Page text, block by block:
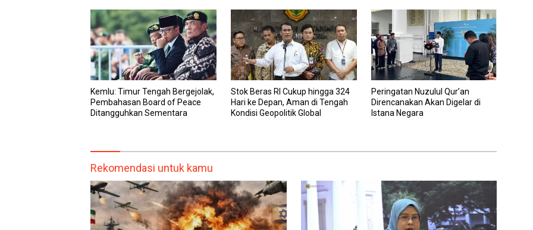
Kemlu: Timur Tengah Bergejolak,
Pembahasan Board of Peace
Ditangguhkan Sementara
Stok Beras RI Cukup hingga 324
Hari ke Depan, Aman di Tengah
Kondisi Geopolitik Global
Peringatan Nuzulul Qur’an
Direncanakan Akan Digelar di
Istana Negara
Rekomendasi untuk kamu